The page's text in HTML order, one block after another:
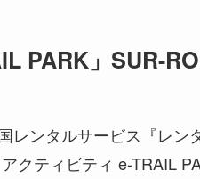
PARK」SUR-
レンタルサービス『レン
クティビティ e-TRAIL